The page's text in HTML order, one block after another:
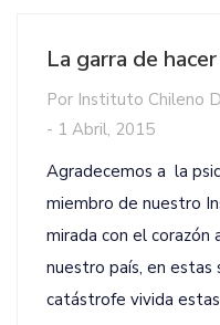
La garra de
Por Instituto Chileno
- 1 Abril, 2015
Agradecemos a la
miembro de nuestro
mirada con el corazón
nuestro país, en estas
catástrofe vivida